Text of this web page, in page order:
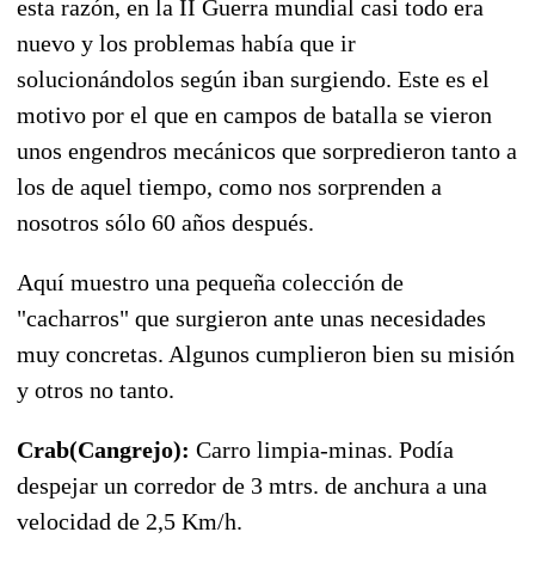
esta razón, en la II Guerra mundial casi todo era
nuevo y los problemas había que ir
solucionándolos según iban surgiendo. Este es el
motivo por el que en campos de batalla se vieron
unos engendros mecánicos que sorpredieron tanto a
los de aquel tiempo, como nos sorprenden a
nosotros sólo 60 años después.
Aquí muestro una pequeña colección de
"cacharros" que surgieron ante unas necesidades
muy concretas. Algunos cumplieron bien su misión
y otros no tanto.
Crab(Cangrejo): Carro limpia-minas. Podía
despejar un corredor de 3 mtrs. de anchura a una
velocidad de 2,5 Km/h.